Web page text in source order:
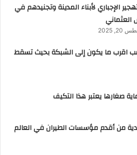
الإجباري لأبناء المدينة وتجنيدهم في
العثماني
2025
اقرب ما يكون إلى الشبكة بحيث تسقط
صغارها يعتبر هذا التكيف
من أقدم مؤسسات الطيران في العالم